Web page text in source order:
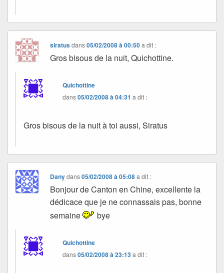
siratusdans05/02/2008 à 00:50 a dit :
Gros bisous de la nuit, Quichottine.
Quichottine
dans05/02/2008 à 04:31 a dit :
Gros bisous de la nuit à toi aussi, Siratus
Danydans05/02/2008 à 05:08 a dit :
Bonjour de Canton en Chine, excellente la
dédicace que je ne connassais pas, bonne
semaine
bye
Quichottine
dans05/02/2008 à 23:13a dit :